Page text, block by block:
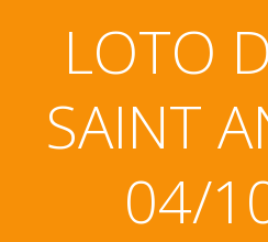
LOTO
SAINT
04/